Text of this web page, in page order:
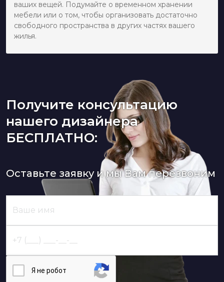
ваших вещей. Подумайте о временном хранении
мебели или о том, чтобы организовать достаточно
свободного пространства в других частях вашего
жилья.
Получите консультацию
нашего дизайнера
БЕСПЛАТНО:
Оставьте заявку и мы Вам перезвоним
Я нe poбoт